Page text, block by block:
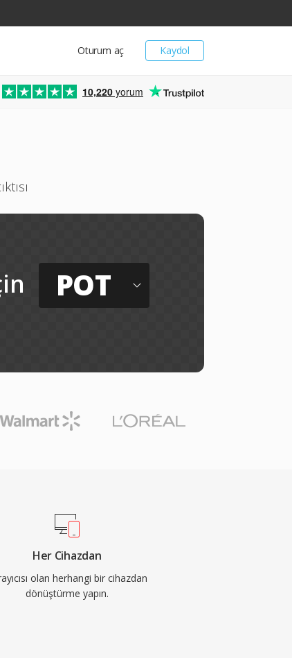
Kaydol
Oturum aç
10,220 yorum
POT
Her Cihazdan
olan herhangi bir cihazdan
dönüştürme yapın.